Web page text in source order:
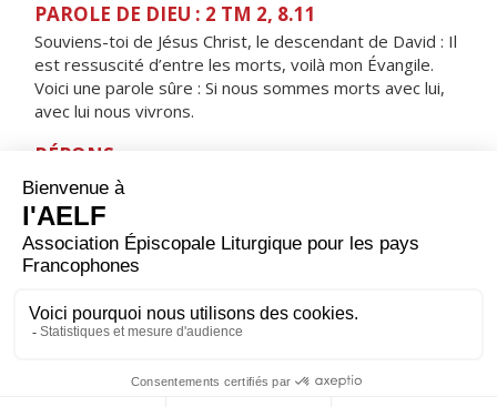
PAROLE DE DIEU : 2 TM 2, 8.11
Souviens-toi de Jésus Christ, le descendant de David : Il
est ressuscité d’entre les morts, voilà mon Évangile.
Voici une parole sûre : Si nous sommes morts avec lui,
avec lui nous vivrons.
RÉPONS
V/Reste avec nous, Seigneur, alléluia,
le soir approche, alléluia.
ORAISON
Dieu qui as relevé le monde par les abaissements de
tirés de l’esclavage du péché, fais-leur connaître le